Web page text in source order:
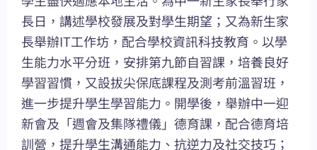
長日，講述學校發展及對學生期望；又為新生家
長舉辦IT工作坊，配合學校資訊科技教育。以學
生能力水平分班，安排第九節自習課，培養良好
學習習慣，又設拔尖保底課程及測考前溫習班，
進一步提升學生學習能力。開學後，舉辦中一迎
新會及「週會及集隊禮儀」德育課，配合德育培
訓營，提升學生溝通能力、抗逆力及社交技巧；